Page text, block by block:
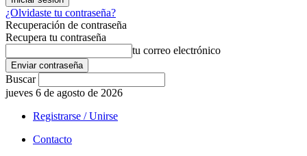
¿Olvidaste tu contraseña?
Recuperación de contraseña
Recupera tu contraseña
tu correo electrónico
Buscar
jueves 6 de agosto de 2026
Registrarse / Unirse
Contacto